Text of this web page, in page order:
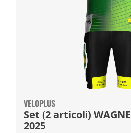
VELOPLUS
Set (2 articoli)
2025